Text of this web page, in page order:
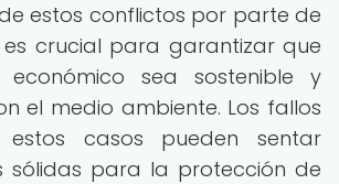
estos conflictos por parte de
es crucial para garantizar que
sea sostenible y
el medio ambiente. Los fallos
estos casos pueden sentar
sólidas para la protección de